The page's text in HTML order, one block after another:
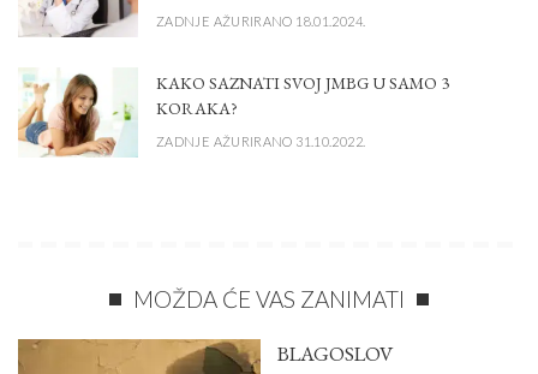
ZADNJE AŽURIRANO 18.01.2024.
KAKO SAZNATI SVOJ JMBG U SAMO 3
KORAKA?
ZADNJE AŽURIRANO 31.10.2022.
MOŽDA ĆE VAS ZANIMATI
BLAGOSLOV